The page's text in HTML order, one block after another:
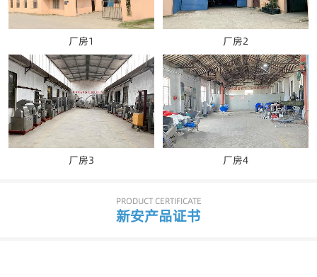
厂房1 厂房2
厂房3 厂房4
PRODUCT CERTIFICATE
新安产品证书